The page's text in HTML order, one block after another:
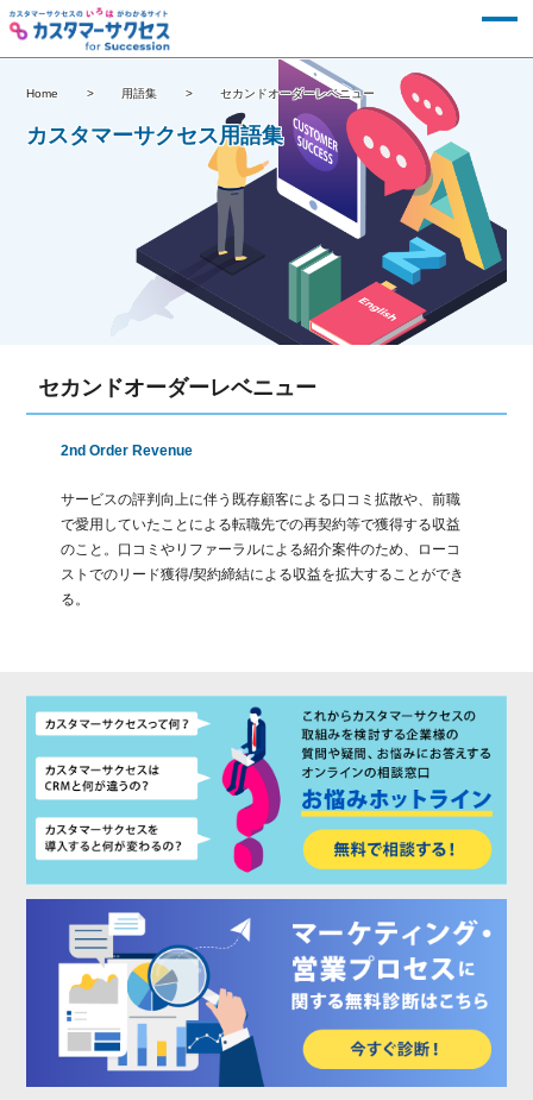
Home 用語集 セカンドオーダーレベニュー
カスタマーサクセス用語集
セカンドオーダーレベニュー
2nd Order Revenue
サービスの評判向上に伴う既存顧客による口コミ拡散や、前職
で愛用していたことによる転職先での再契約等で獲得する収益
のこと。口コミやリファーラルによる紹介案件のため、ローコ
ストでのリード獲得/契約締結による収益を拡大することができ
る。